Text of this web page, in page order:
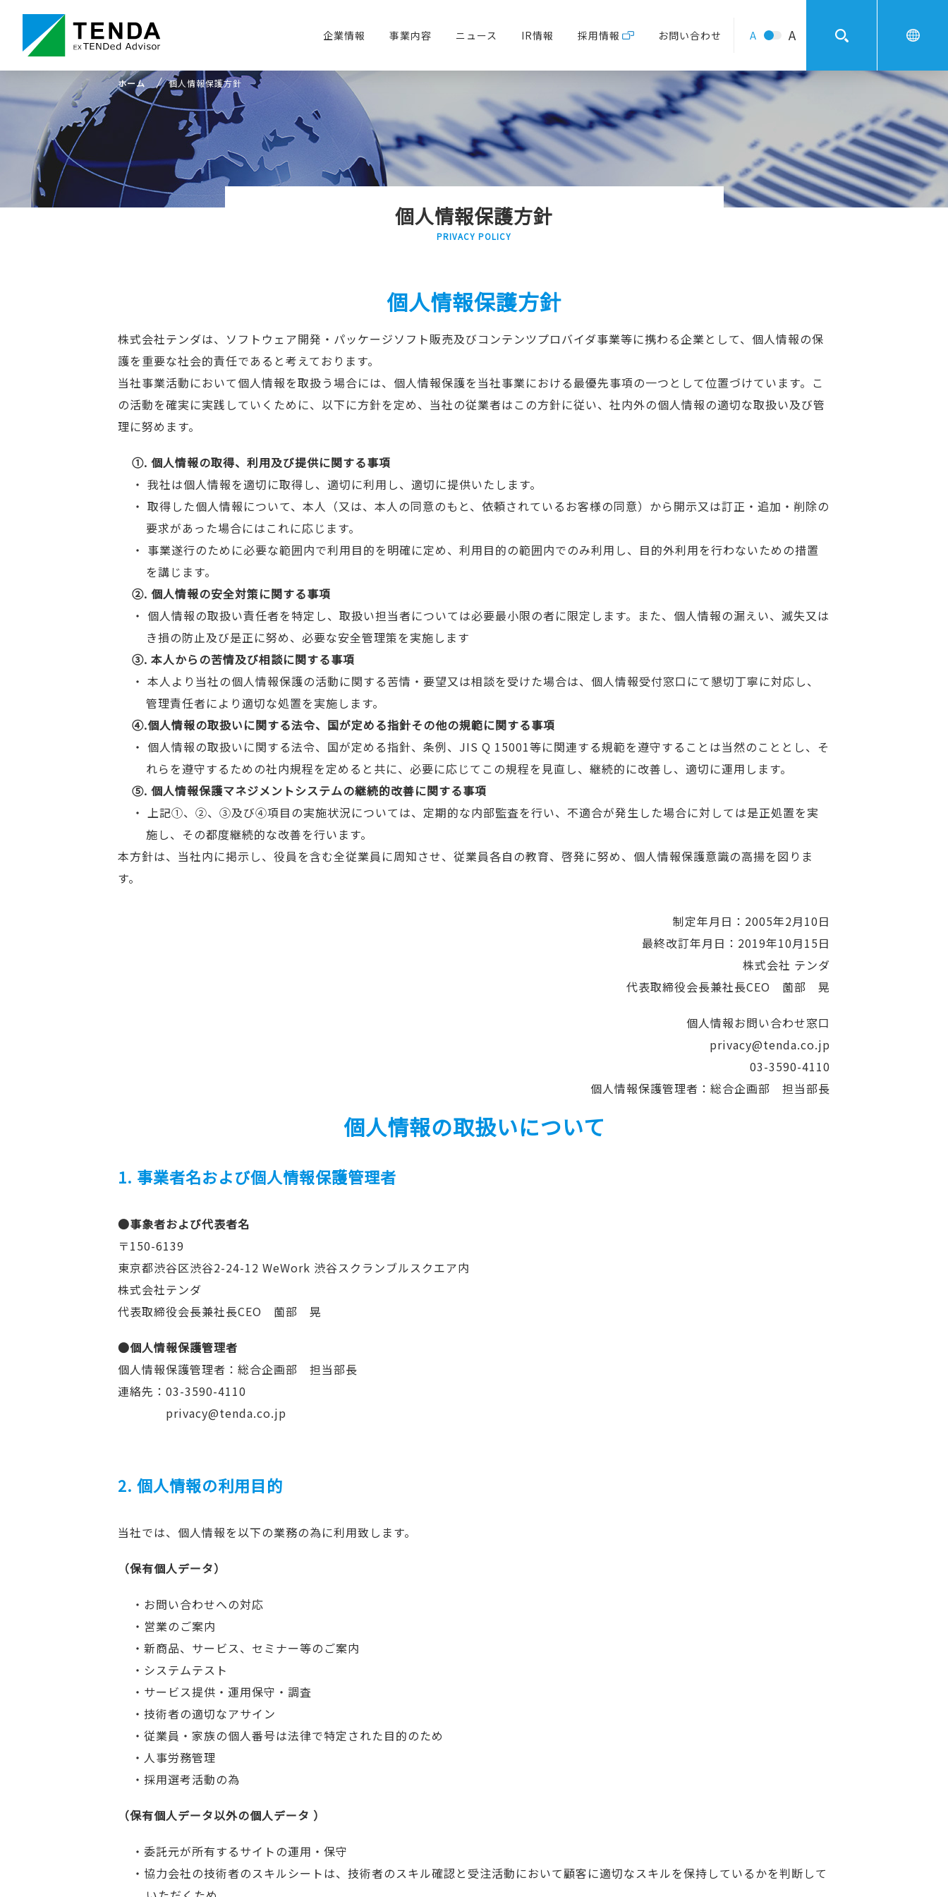
企業情報 事業内容 ニュース IR情報 採用情報 お問い合わせ A A
ホーム 個人情報保護方針
個人情報保護方針
PRIVACY POLICY
個人情報保護方針
株式会社テンダは、ソフトウェア開発・パッケージソフト販売及びコンテンツプロバイダ事業等に携わる企業として、個人情報の保
護を重要な社会的責任であると考えております。
当社事業活動において個人情報を取扱う場合には、個人情報保護を当社事業における最優先事項の一つとして位置づけています。こ
の活動を確実に実践していくために、以下に方針を定め、当社の従業者はこの方針に従い、社内外の個人情報の適切な取扱い及び管
理に努めます。
①. 個人情報の取得、利用及び提供に関する事項
・ 我社は個人情報を適切に取得し、適切に利用し、適切に提供いたします。
・ 取得した個人情報について、本人（又は、本人の同意のもと、依頼されているお客様の同意）から開示又は訂正・追加・削除の
要求があった場合にはこれに応じます。
・ 事業遂行のために必要な範囲内で利用目的を明確に定め、利用目的の範囲内でのみ利用し、目的外利用を行わないための措置
を講じます。
②. 個人情報の安全対策に関する事項
・ 個人情報の取扱い責任者を特定し、取扱い担当者については必要最小限の者に限定します。また、個人情報の漏えい、滅失又は
き損の防止及び是正に努め、必要な安全管理策を実施します
③. 本人からの苦情及び相談に関する事項
・ 本人より当社の個人情報保護の活動に関する苦情・要望又は相談を受けた場合は、個人情報受付窓口にて懇切丁寧に対応し、
管理責任者により適切な処置を実施します。
④.個人情報の取扱いに関する法令、国が定める指針その他の規範に関する事項
・ 個人情報の取扱いに関する法令、国が定める指針、条例、JIS Q 15001等に関連する規範を遵守することは当然のこととし、そ
れらを遵守するための社内規程を定めると共に、必要に応じてこの規程を見直し、継続的に改善し、適切に運用します。
⑤. 個人情報保護マネジメントシステムの継続的改善に関する事項
・ 上記①、②、③及び④項目の実施状況については、定期的な内部監査を行い、不適合が発生した場合に対しては是正処置を実
施し、その都度継続的な改善を行います。
本方針は、当社内に掲示し、役員を含む全従業員に周知させ、従業員各自の教育、啓発に努め、個人情報保護意識の高揚を図りま
す。
制定年月日：2005年2月10日
最終改訂年月日：2019年10月15日
株式会社 テンダ
代表取締役会長兼社長CEO 薗部 晃
個人情報お問い合わせ窓口
privacy@tenda.co.jp
03-3590-4110
個人情報保護管理者：総合企画部 担当部長
個人情報の取扱いについて
1. 事業者名および個人情報保護管理者
●事象者および代表者名
〒150-6139
東京都渋谷区渋谷2-24-12 WeWork 渋谷スクランブルスクエア内
株式会社テンダ
代表取締役会長兼社長CEO 薗部 晃
●個人情報保護管理者
個人情報保護管理者： 総合企画部 担当部長
連絡先： 03-3590-4110
privacy@tenda.co.jp
2. 個人情報の利用目的
当社では、個人情報を以下の業務の為に利用致します。
（保有個人データ）
・お問い合わせへの対応
・営業のご案内
・新商品、サービス、セミナー等のご案内
・システムテスト
・サービス提供・運用保守・調査
・技術者の適切なアサイン
・従業員・家族の個人番号は法律で特定された目的のため
・人事労務管理
・採用選考活動の為
（保有個人データ以外の個人データ ）
・委託元が所有するサイトの運用・保守
・協力会社の技術者のスキルシートは、技術者のスキル確認と受注活動において顧客に適切なスキルを保持しているかを判断して